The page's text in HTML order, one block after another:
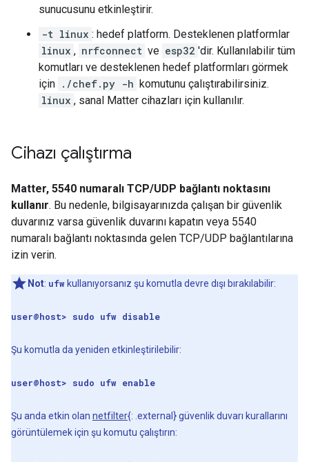
sunucusunu etkinleştirir.
-t linux : hedef platform. Desteklenen platformlar
linux , nrfconnect ve esp32 'dir. Kullanılabilir tüm
komutları ve desteklenen hedef platformları görmek
için ./chef.py -h komutunu çalıştırabilirsiniz.
linux , sanal Matter cihazları için kullanılır.
Cihazı çalıştırma
Matter, 5540 numaralı TCP/UDP bağlantı noktasını
kullanır. Bu nedenle, bilgisayarınızda çalışan bir güvenlik
duvarınız varsa güvenlik duvarını kapatın veya 5540
numaralı bağlantı noktasında gelen TCP/UDP bağlantılarına
izin verin.
Not: ufw kullanıyorsanız şu komutla devre dışı bırakılabilir:
user@host> sudo ufw disable
Şu komutla da yeniden etkinleştirilebilir:
user@host> sudo ufw enable
Şu anda etkin olan netfilter{: .external} güvenlik duvarı kurallarını
görüntülemek için şu komutu çalıştırın: